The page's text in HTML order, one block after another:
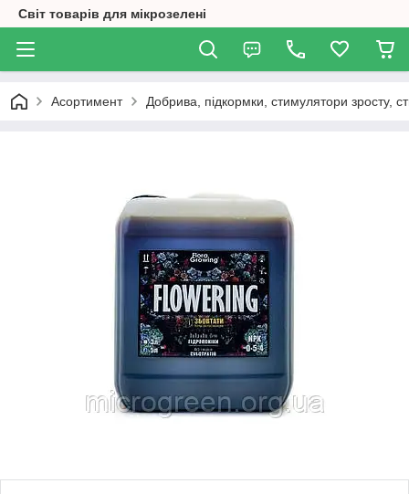
Світ товарів для мікрозелені
Асортимент Добрива, підкормки, стимулятори зросту,